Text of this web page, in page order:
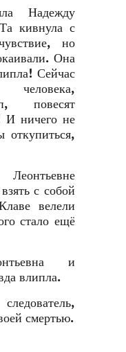
Надежду
кивнула с
но
Она
Сейчас
повесят
И ничего не
откупиться,
с собой
велели
стало ещё
и
влипла.
смертью.